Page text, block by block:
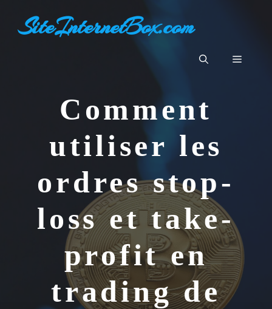
contenuSiteInternetBox.com
Menu
Comment
utiliser les
ordres stop-
loss et take-
profit en
trading de